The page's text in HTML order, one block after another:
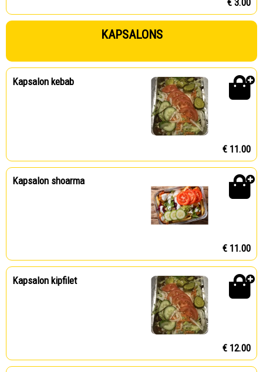
€ 3.00
KAPSALONS
Kapsalon kebab
€ 11.00
Kapsalon shoarma
€ 11.00
Kapsalon kipfilet
€ 12.00